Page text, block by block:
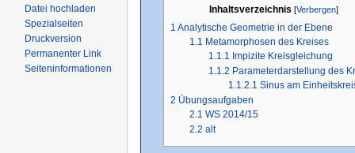
Inhaltsverzeichnis [Verbergen]
1 Analytische Geometrie in der Ebene
1.1 Metamorphosen des Kreises
1.1.1 Impizite Kreisgleichung
1.1.2 Parameterdarstellung des
1.1.2.1 Sinus am
2 Übungsaufgaben
2.1 WS 2014/15
2.2 alt
Datei hochladen
Spezialseiten
Druckversion
Permanenter Link
Seiteninformationen